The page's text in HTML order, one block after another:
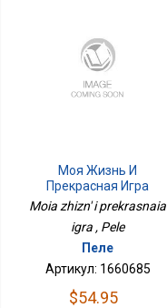
Моя Жизнь И
Прекрасная Игра
Moia zhizn' i prekrasnaia
igra , Pele
Пеле
Артикул: 1660685
$54.95